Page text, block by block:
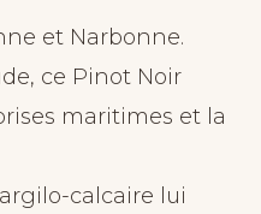
et Narbonne.
ce Pinot Noir
maritimes et la
calcaire lui